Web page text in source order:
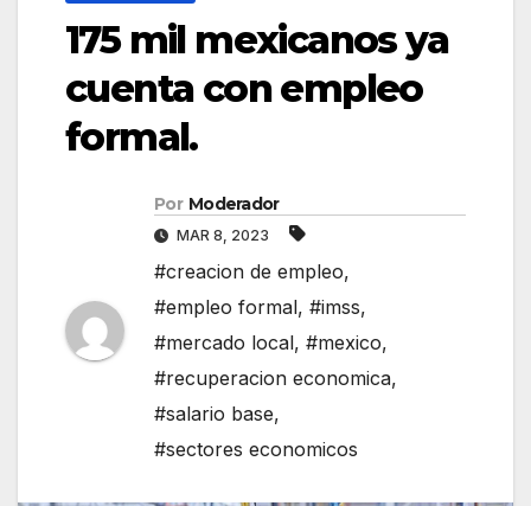
175 mil mexicanos ya
cuenta con empleo
formal.
Por Moderador
MAR 8, 2023
#creacion de empleo,
#empleo formal, #imss,
#mercado local, #mexico,
#recuperacion economica,
#salario base,
#sectores economicos